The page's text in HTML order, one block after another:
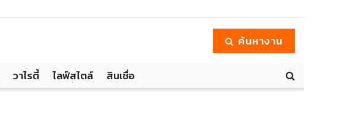
ค้นหางาน
วาไรตี้ ไลฟ์สไตล์ สินเชื่อ